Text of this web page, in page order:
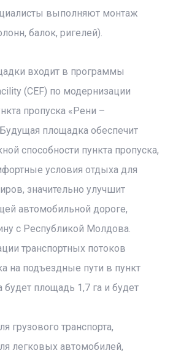
выполняют монтаж
балок, ригелей).
входит в программы
(CEF) по модернизации
пропуска «Рени –
площадка обеспечит
способности пункта пропуска,
условия отдыха для
значительно улучшит
автомобильной дороге,
с Республикой Молдова.
транспортных потоков
на подъездные пути в пункт
площадь 1,7 га и будет
грузового транспорта,
легковых автомобилей,